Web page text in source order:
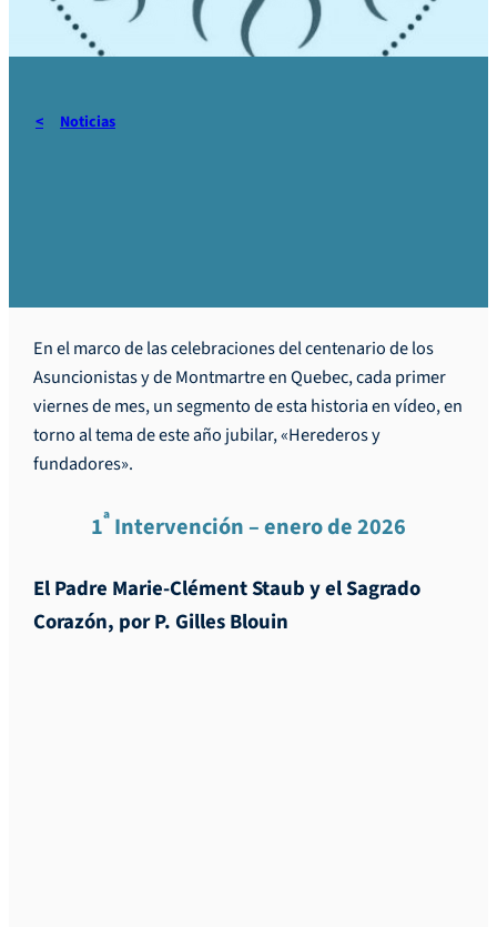
Noticias
En el marco de las celebraciones del centenario de los
Asuncionistas y de Montmartre en Quebec, cada primer
viernes de mes, un segmento de esta historia en vídeo, en
torno al tema de este año jubilar, «Herederos y
fundadores».
1ª Intervención – enero de 2026
El Padre Marie-Clément Staub y el Sagrado
Corazón, por P. Gilles Blouin